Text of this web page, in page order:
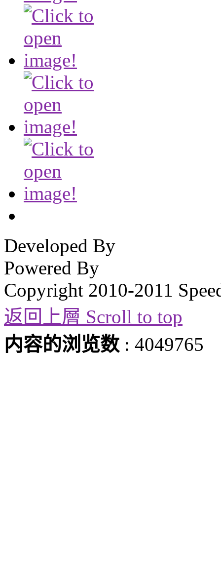
Developed By
Powered By
Copyright 2010-2011
返回上層 Scroll to top
内容的浏览数 : 4049765